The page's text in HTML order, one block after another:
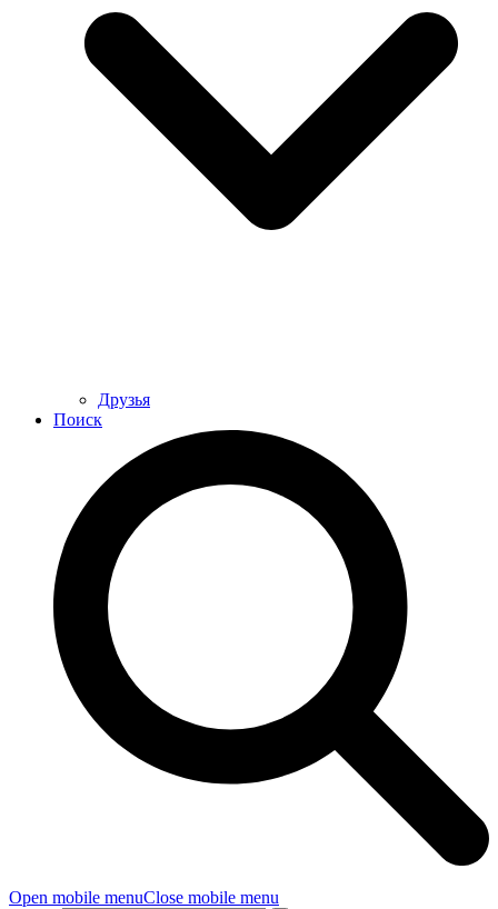
Друзья
Поиск
Open mobile menuClose mobile menu